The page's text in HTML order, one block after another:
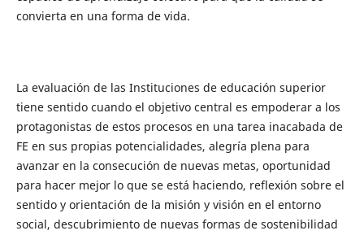
convierta en una forma de vida.
La evaluación de las Instituciones de educación superior
tiene sentido cuando el objetivo central es empoderar a los
protagonistas de estos procesos en una tarea inacabada de
FE en sus propias potencialidades, alegría plena para
avanzar en la consecución de nuevas metas, oportunidad
para hacer mejor lo que se está haciendo, reflexión sobre el
sentido y orientación de la misión y visión en el entorno
social, descubrimiento de nuevas formas de sostenibilidad